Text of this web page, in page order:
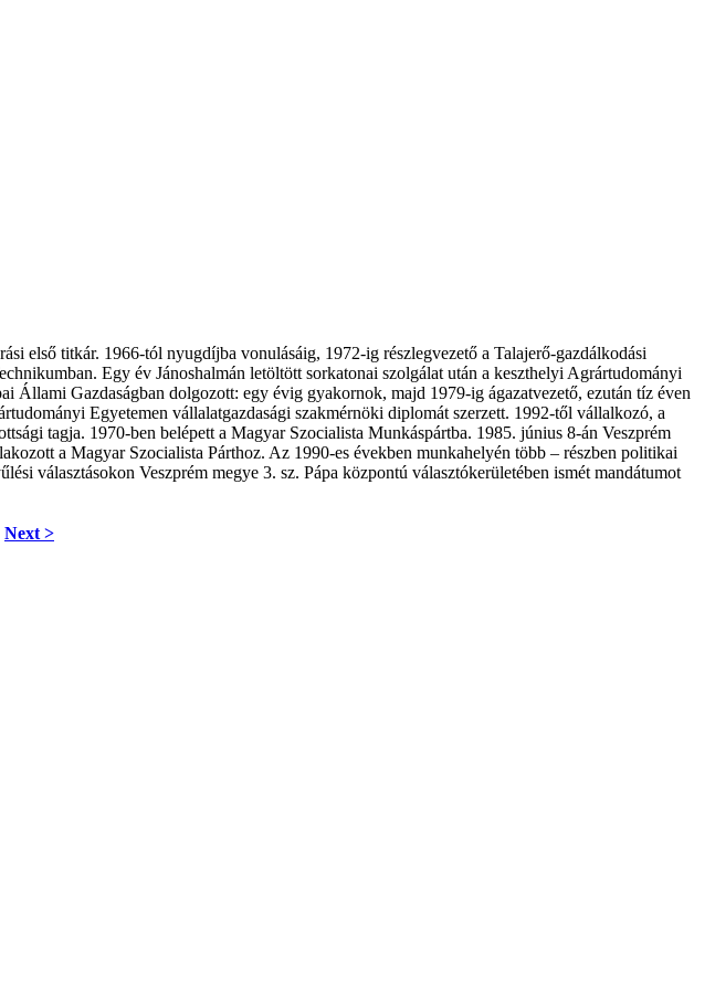
első titkár. 1966-tól nyugdíjba vonulásáig, 1972-ig részlegvezető a Talajerő-gazdálkodási
Egy év Jánoshalmán letöltött sorkatonai szolgálat után a keszthelyi Agrártudományi
Állami Gazdaságban dolgozott: egy évig gyakornok, majd 1979-ig ágazatvezető, ezután tíz éven
Egyetemen vállalatgazdasági szakmérnöki diplomát szerzett. 1992-től vállalkozó, a
tagja. 1970-ben belépett a Magyar Szocialista Munkáspártba. 1985. június 8-án Veszprém
a Magyar Szocialista Párthoz. Az 1990-es években munkahelyén több – részben politikai
választásokon Veszprém megye 3. sz. Pápa központú választókerületében ismét mandátumot
Next >